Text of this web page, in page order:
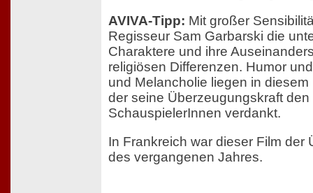
AVIVA-Tipp: Mit großer
Regisseur Sam Garbarski die
Charaktere und ihre
religiösen Differenzen. Humor
und Melancholie liegen in
der seine Überzeugungskraft
SchauspielerInnen verdankt.
In Frankreich war dieser Film der
des vergangenen Jahres.